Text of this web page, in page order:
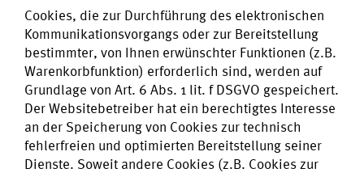
Cookies, die zur Durchführung des elektronischen
Kommunikationsvorgangs oder zur Bereitstellung
bestimmter, von Ihnen erwünschter Funktionen (z.B.
Warenkorbfunktion) erforderlich sind, werden auf
Grundlage von Art. 6 Abs. 1 lit. f DSGVO gespeichert.
Der Websitebetreiber hat ein berechtigtes Interesse
an der Speicherung von Cookies zur technisch
fehlerfreien und optimierten Bereitstellung seiner
Dienste. Soweit andere Cookies (z.B. Cookies zur